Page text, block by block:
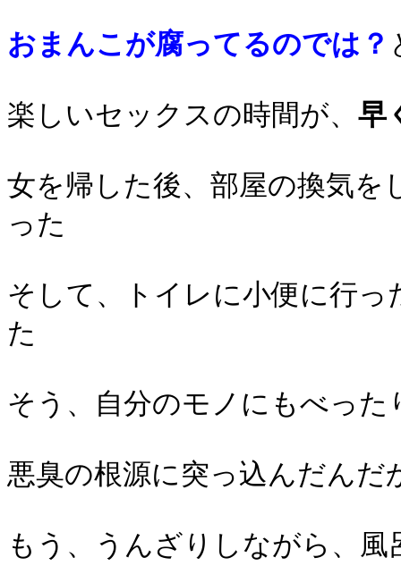
おまんこが腐ってるのでは？
楽しいセックスの時間が、 早
女を帰した後、部屋の換気を
った
そして、トイレに小便に行
た
そう、自分のモノにもべっ
悪臭の根源に突っ込んだん
もう、うんざりしながら、